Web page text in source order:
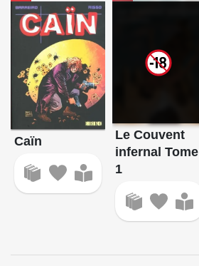
Caïn
Le Couvent
infernal Tome
1